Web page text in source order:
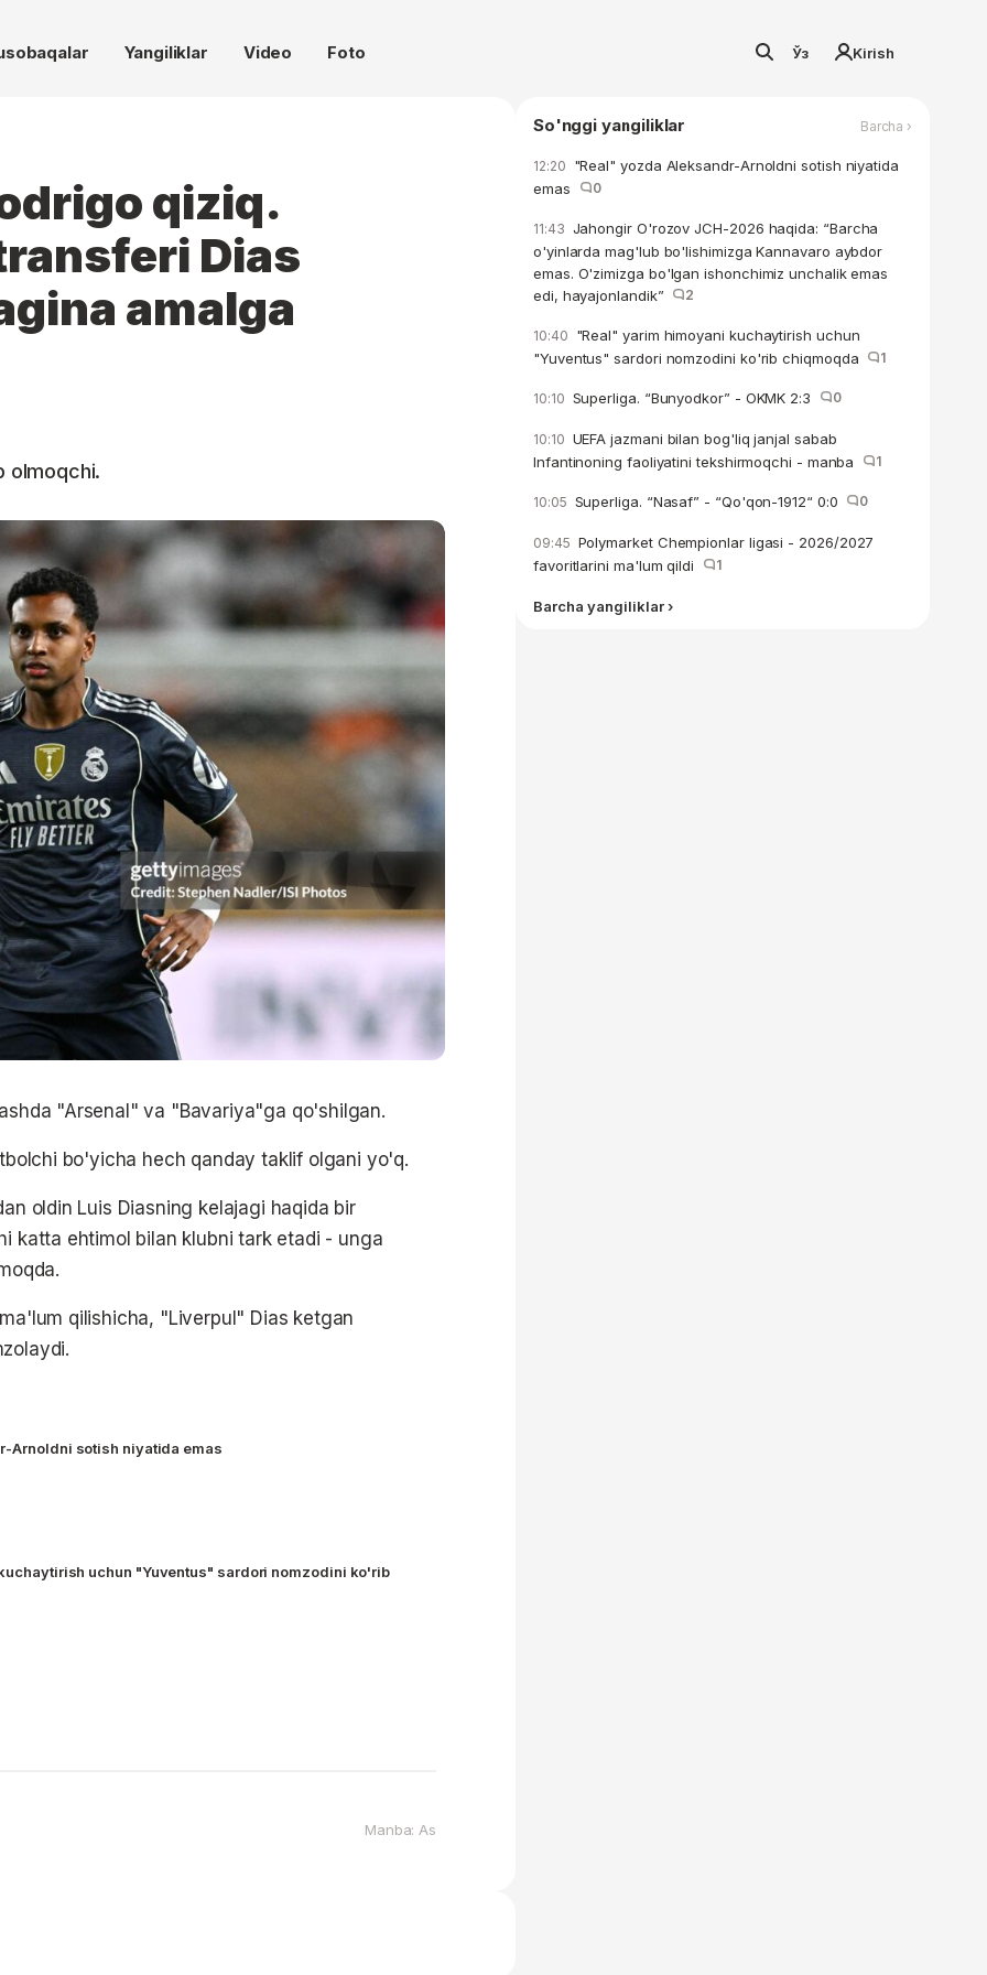
Yangiliklar Video Foto Ўз Kirish
qiziq.
Dias
amalga
olmoqchi.
"Arsenal" va "Bavariya"ga qo'shilgan.
bo'yicha hech qanday taklif olgani yo'q.
oldin Luis Diasning kelajagi haqida bir
katta ehtimol bilan klubni tark etadi - unga
qilishicha, "Liverpul" Dias ketgan
Arnoldni sotish niyatida emas
uchun "Yuventus" sardori nomzodini ko'rib
Manba: As
So'nggi yangiliklar Barcha ›
12:20 "Real" yozda Aleksandr-Arnoldni sotish niyatida
emas
0
11:43 Jahongir O'rozov JCH-2026 haqida: “Barcha
o'yinlarda mag'lub bo'lishimizga Kannavaro aybdor
emas. O'zimizga bo'lgan ishonchimiz unchalik emas
edi, hayajonlandik”
2
10:40 "Real" yarim himoyani kuchaytirish uchun
"Yuventus" sardori nomzodini ko'rib chiqmoqda
1
10:10 Superliga. “Bunyodkor” - OKMK 2:3 0
10:10 UEFA jazmani bilan bog'liq janjal sabab
Infantinoning faoliyatini tekshirmoqchi - manba
1
10:05 Superliga. “Nasaf” - “Qo'qon-1912“ 0:0 0
09:45 Polymarket Chempionlar ligasi - 2026/2027
favoritlarini ma'lum qildi
1
Barcha yangiliklar ›